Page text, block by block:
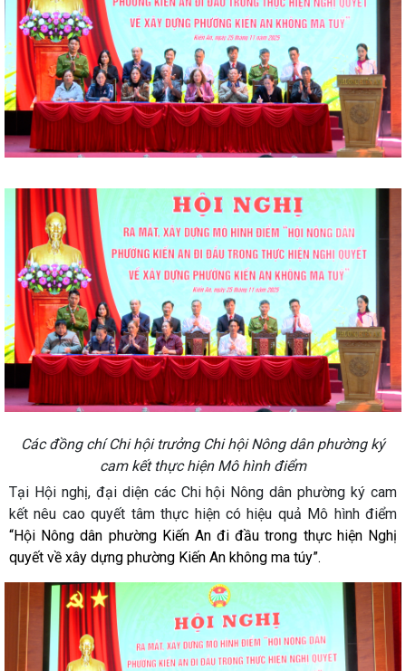
Các đồng chí Chi hội trưởng Chi hội Nông dân phường ký
cam kết thực hiện Mô hình điểm
Tại Hội nghị, đại diện các Chi hội Nông dân phường ký cam
kết nêu cao quyết tâm thực hiện có hiệu quả Mô hình điểm
“Hội Nông dân phường Kiến An đi đầu trong thực hiện Nghị
quyết về xây dựng phường Kiến An không ma túy”.